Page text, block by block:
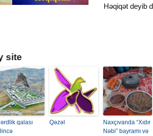
Həqiqət deyib
site
qalası
Qəzəl
Naxçıvanda “Xıdır
Nəbi” bayramı və